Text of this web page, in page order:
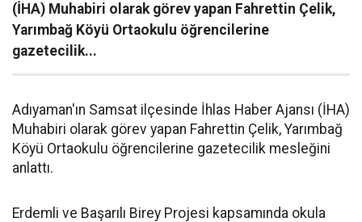
(İHA) Muhabiri olarak görev yapan Fahrettin Çelik,
Yarımbağ Köyü Ortaokulu öğrencilerine
gazetecilik...
Adıyaman'ın Samsat ilçesinde İhlas Haber Ajansı (İHA)
Muhabiri olarak görev yapan Fahrettin Çelik, Yarımbağ
Köyü Ortaokulu öğrencilerine gazetecilik mesleğini
anlattı.
Erdemli ve Başarılı Birey Projesi kapsamında okula